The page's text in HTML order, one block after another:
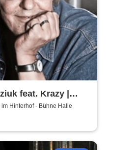
feat. Krazy |
Hinterhof
im Hinterhof - Bühne Halle